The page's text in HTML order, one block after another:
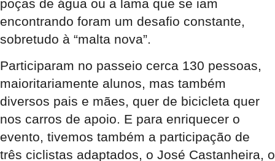
poças de água ou a lama que se iam
encontrando foram um desafio constante,
sobretudo à “malta nova”.
Participaram no passeio cerca 130 pessoas,
maioritariamente alunos, mas também
diversos pais e mães, quer de bicicleta quer
nos carros de apoio. E para enriquecer o
evento, tivemos também a participação de
três ciclistas adaptados, o José Castanheira, o